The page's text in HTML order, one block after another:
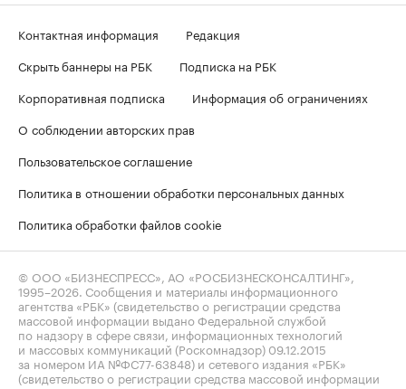
Контактная информация
Редакция
Скрыть баннеры на РБК
Подписка на РБК
Корпоративная подписка
Информация об ограничениях
О соблюдении авторских прав
Пользовательское соглашение
Политика в отношении обработки персональных данных
Политика обработки файлов cookie
© ООО «БИЗНЕСПРЕСС», АО «РОСБИЗНЕСКОНСАЛТИНГ»,
1995–2026 . Сообщения и материалы информационного
агентства «РБК» (свидетельство о регистрации средства
массовой информации выдано Федеральной службой
по надзору в сфере связи, информационных технологий
и массовых коммуникаций (Роскомнадзор) 09.12.2015
за номером ИА №ФС77-63848) и сетевого издания «РБК»
(свидетельство о регистрации средства массовой информации